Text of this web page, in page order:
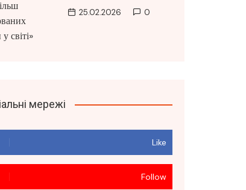
25.02.2026 0
мережі
Like
Follow